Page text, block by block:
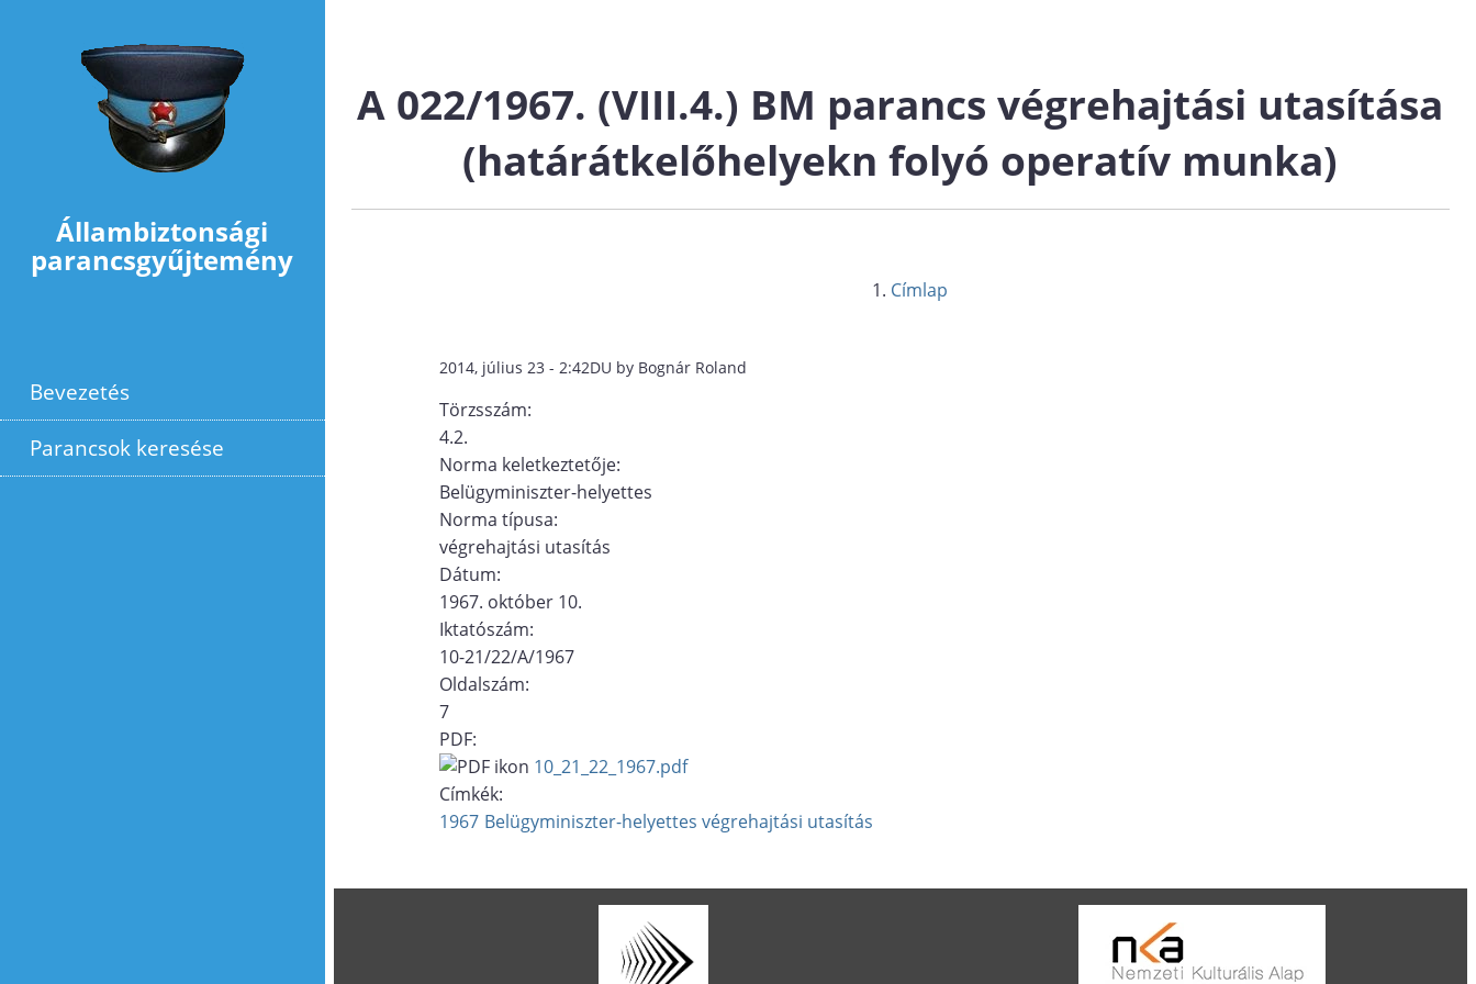
Állambiztonsági
parancsgyűjtemény
Bevezetés
Parancsok keresése
A 022/1967. (VIII.4.) BM parancs végrehajtási utasítása
(határátkelőhelyekn folyó operatív munka)
Címlap
2014, július 23 - 2:42DU by Bognár Roland
Törzsszám:
4.2.
Norma keletkeztetője:
Belügyminiszter-helyettes
Norma típusa:
végrehajtási utasítás
Dátum:
1967. október 10.
Iktatószám:
10-21/22/A/1967
Oldalszám:
7
PDF:
10_21_22_1967.pdf
Címkék:
1967 Belügyminiszter-helyettes végrehajtási utasítás